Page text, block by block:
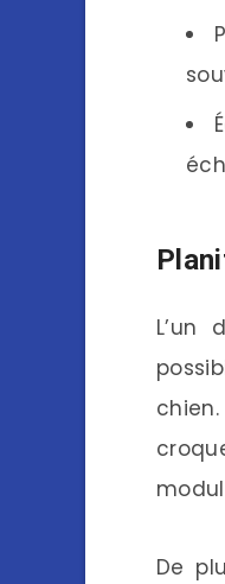
L’un
De